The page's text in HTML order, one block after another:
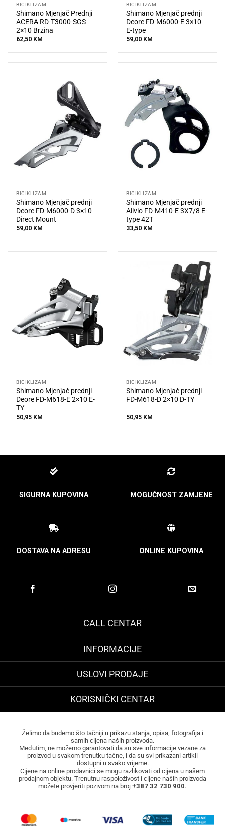
BICIKLIZAM
Shimano Mjenjač Prednji
ACERA RD-T3000-SGS
2×10 Brzina
62,50 KM
BICIKLIZAM
Shimano Mjenjač prednji
Deore FD-M6000-E 3×10
E-type
59,00 KM
BICIKLIZAM
Shimano Mjenjač prednji
Deore FD-M6000-D 3×10
Direct Mount
59,00 KM
BICIKLIZAM
Shimano Mjenjač prednji
Alivio FD-M410-E 3X7/8 E-
type 42T
33,50 KM
BICIKLIZAM
Shimano Mjenjač prednji
Deore FD-M618-E 2×10 E-
TY
50,95 KM
BICIKLIZAM
Shimano Mjenjač prednji
FD-M618-D 2×10 D-TY
50,95 KM
SIGURNA KUPOVINA MOGUĆNOST ZAMJENE
DOSTAVA NA ADRESU ONLINE KUPOVINA
CALL CENTAR
INFORMACIJE
USLOVI PRODAJE
KORISNIČKI CENTAR
Želimo da budemo što tačniji u prikazu stanja, opisa, fotografija i
samih cijena naših proizvoda.
Međutim, ne možemo garantovati da su sve informacije vezane za
proizvod u svakom trenutku tačne, i da su svi prikazani artikli
dostupni u svako vrijeme.
Cijene na online prodavnici se mogu razlikovati od cijena u našem
prodajnom objektu. Trenutnu raspoloživost i cijene naših proizvoda
možete provjeriti pozivom na broj +387 32 730 900.